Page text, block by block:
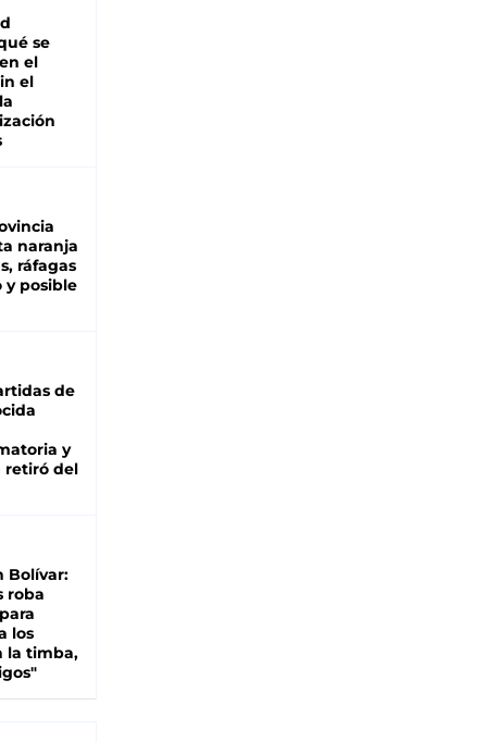
se
el
el
naranja
ráfagas
y posible
de
y
retiró del
Bolívar:
roba
los
la timba,